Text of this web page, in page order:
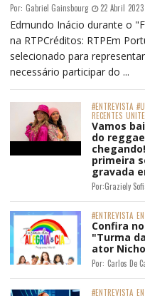
Por: Gabriel Gainsbourg 22 Abril 2023
Edmundo Inácio durante o
na RTPCréditos: RTPEm
selecionado para
necessário participar do ...
#ENTREVISTA
RECENTES
Vamos
do
primeira
gravada
Por:Graziely
#ENTREVISTA
Confira
"Turma
ator
Por: Carlos De
#ENTREVISTA